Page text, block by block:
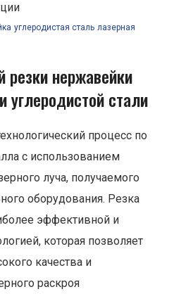
углеродистая сталь лазерная
резки нержавейки
углеродистой стали
процесс по
с использованием
луча, получаемого
оборудования. Резка
эффективной и
которая позволяет
качества и
раскроя